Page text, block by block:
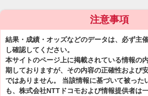
注意事項
結果・成績・オッズなどのデータは、必ず主
し確認してください。
本サイトのページ上に掲載されている情報の
期しておりますが、その内容の正確性および
ではありません。 当該情報に基づいて被った
も、株式会社NTTドコモおよび情報提供者は